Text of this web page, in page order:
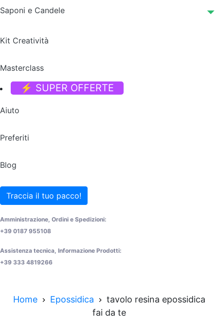
Saponi e Candele
Kit Creatività
Masterclass
⚡ SUPER OFFERTE
Aiuto
Preferiti
Blog
Traccia il tuo pacco!
Amministrazione, Ordini e Spedizioni:
+39 0187 955108
Assistenza tecnica, Informazione Prodotti:
+39 333 4819266
Home Epossidica
tavolo resina epossidica
fai da te